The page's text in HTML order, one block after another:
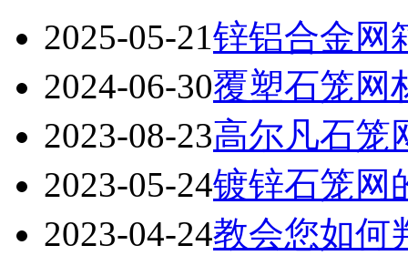
2025-05-21锌铝合金网
2024-06-30覆塑石笼网
2023-08-23高尔凡石笼
2023-05-24镀锌石笼网
2023-04-24教会您如何